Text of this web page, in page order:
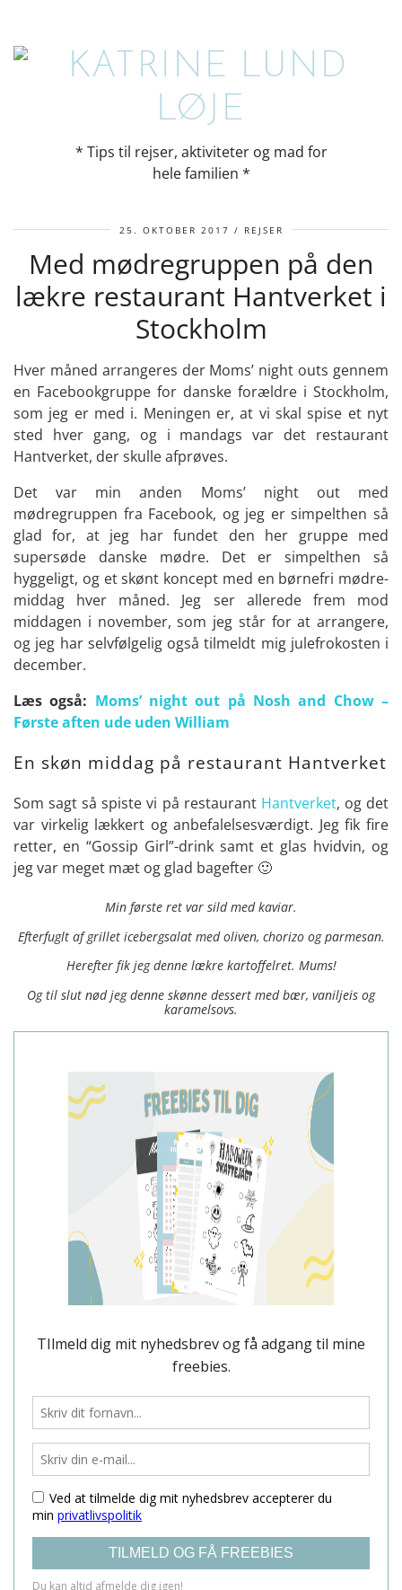
* Tips til rejser, aktiviteter og mad for
hele familien *
25. OKTOBER 2017 REJSER
Med mødregruppen på den
lækre restaurant Hantverket i
Stockholm
Hver måned arrangeres der Moms’ night outs gennem
en Facebookgruppe for danske forældre i Stockholm,
som jeg er med i. Meningen er, at vi skal spise et nyt
sted hver gang, og i mandags var det restaurant
Hantverket, der skulle afprøves.
Det var min anden Moms’ night out med
mødregruppen fra Facebook, og jeg er simpelthen så
glad for, at jeg har fundet den her gruppe med
supersøde danske mødre. Det er simpelthen så
hyggeligt, og et skønt koncept med en børnefri mødre-
middag hver måned. Jeg ser allerede frem mod
middagen i november, som jeg står for at arrangere,
og jeg har selvfølgelig også tilmeldt mig julefrokosten i
december.
Læs også: Moms’ night out på Nosh and Chow –
Første aften ude uden William
En skøn middag på restaurant Hantverket
Som sagt så spiste vi på restaurant Hantverket, og det
var virkelig lækkert og anbefalelsesværdigt. Jeg fik fire
retter, en “Gossip Girl”-drink samt et glas hvidvin, og
jeg var meget mæt og glad bagefter 🙂
Min første ret var sild med kaviar.
Efterfuglt af grillet icebergsalat med oliven, chorizo og parmesan.
Herefter fik jeg denne lækre kartoffelret. Mums!
Og til slut nød jeg denne skønne dessert med bær, vaniljeis og
karamelsovs.